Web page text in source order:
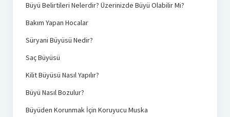
Büyü Belirtileri Nelerdir? Üzerinizde Büyü Olabilir Mi?
Bakım Yapan Hocalar
Süryani Büyüsü Nedir?
Saç Büyüsü
Kilit Büyüsü Nasıl Yapılır?
Büyü Nasıl Bozulur?
Büyüden Korunmak İçin Koruyucu Muska